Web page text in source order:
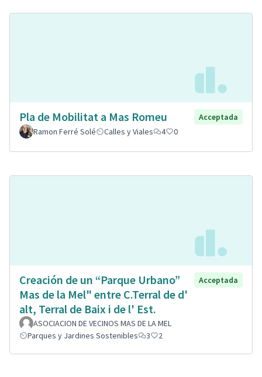
Pla de Mobilitat a Mas Romeu
Acceptada
Ramon Ferré Solé
Calles y Viales 4 0
Creación de un “Parque Urbano”
Mas de la Mel" entre C.Terral de d'
alt, Terral de Baix i de l' Est.
Acceptada
ASOCIACION DE VECINOS MAS DE LA MEL
Parques y Jardines Sostenibles
3 2